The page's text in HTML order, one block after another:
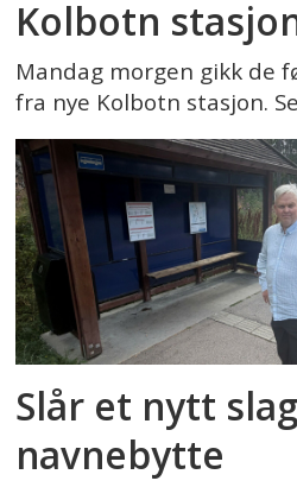
Kolbotn
Mandag morgen gikk de
fra nye Kolbotn stasjon.
Slår et nytt
navnebytte